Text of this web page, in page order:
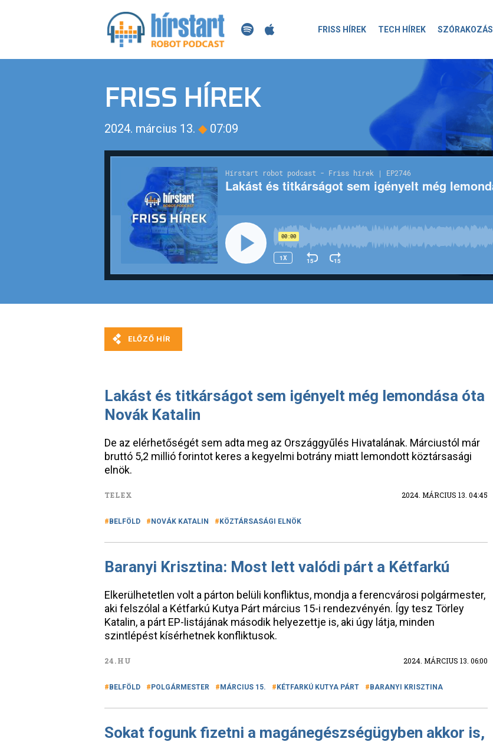
FRISS HÍREK TECH HÍREK SZÓRAKOZÁS
FRISS HÍREK
2024. március 13. ◆ 07:09
Lakást és titkárságot sem igényelt még lemondása óta
Novák Katalin
De az elérhetőségét sem adta meg az Országgyűlés Hivatalának. Márciustól már
bruttó 5,2 millió forintot keres a kegyelmi botrány miatt lemondott köztársasági
elnök.
TELEX 2024. MÁRCIUS 13. 04:45
BELFÖLD NOVÁK KATALIN KÖZTÁRSASÁGI ELNÖK
Baranyi Krisztina: Most lett valódi párt a Kétfarkú
Elkerülhetetlen volt a párton belüli konfliktus, mondja a ferencvárosi polgármester,
aki felszólal a Kétfarkú Kutya Párt március 15-i rendezvényén. Így tesz Törley
Katalin, a párt EP-listájának második helyezettje is, aki úgy látja, minden
szintlépést kísérhetnek konfliktusok.
24.HU 2024. MÁRCIUS 13. 06:00
BELFÖLD POLGÁRMESTER MÁRCIUS 15. KÉTFARKÚ KUTYA PÁRT BARANYI KRISZTINA
Sokat fogunk fizetni a magánegészségügyben akkor is,